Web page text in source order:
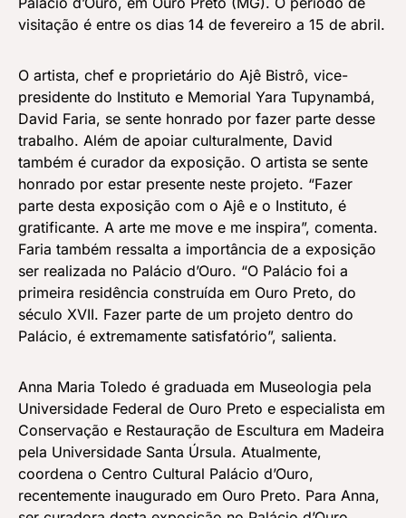
visitação é entre os dias 14 de fevereiro a 15 de abril.
O artista, chef e proprietário do Ajê Bistrô, vice-
presidente do Instituto e Memorial Yara Tupynambá,
David Faria, se sente honrado por fazer parte desse
trabalho. Além de apoiar culturalmente, David
também é curador da exposição. O artista se sente
honrado por estar presente neste projeto. “Fazer
parte desta exposição com o Ajê e o Instituto, é
gratificante. A arte me move e me inspira”, comenta.
Faria também ressalta a importância de a exposição
ser realizada no Palácio d’Ouro. “O Palácio foi a
primeira residência construída em Ouro Preto, do
século XVII. Fazer parte de um projeto dentro do
Palácio, é extremamente satisfatório”, salienta.
Anna Maria Toledo é graduada em Museologia pela
Universidade Federal de Ouro Preto e especialista em
Conservação e Restauração de Escultura em Madeira
pela Universidade Santa Úrsula. Atualmente,
coordena o Centro Cultural Palácio d’Ouro,
recentemente inaugurado em Ouro Preto. Para Anna,